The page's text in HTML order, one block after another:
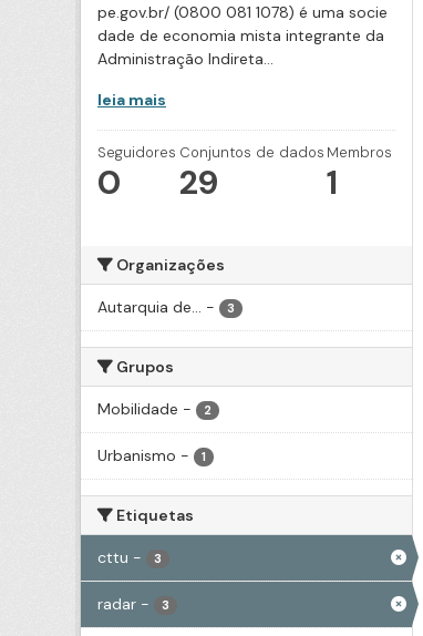
pe.gov.br/ (0800 081 1078) é uma socie
dade de economia mista integrante da
Administração Indireta...
leia mais
Seguidores
0
Conjuntos de dados
29
Membros
1
Organizações
Autarquia de... - 3
Grupos
Mobilidade - 2
Urbanismo - 1
Etiquetas
cttu - 3
radar - 3